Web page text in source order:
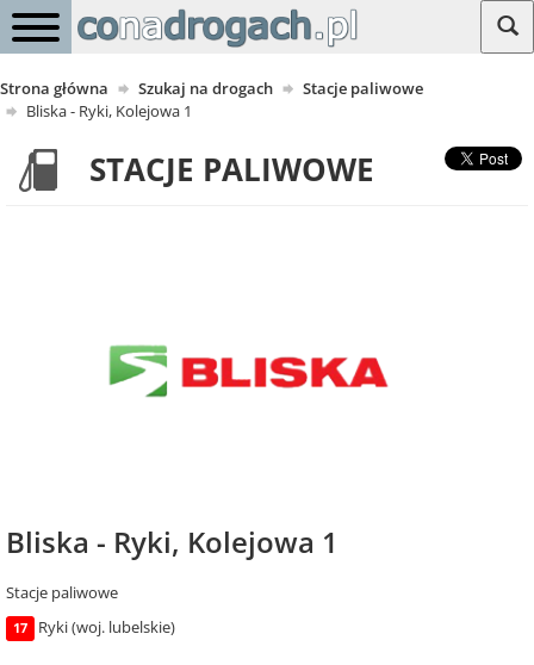
Strona główna Szukaj na drogach
Stacje paliwowe
Bliska - Ryki, Kolejowa 1
STACJE PALIWOWE
Bliska - Ryki, Kolejowa 1
Stacje paliwowe
17 Ryki (woj. lubelskie)